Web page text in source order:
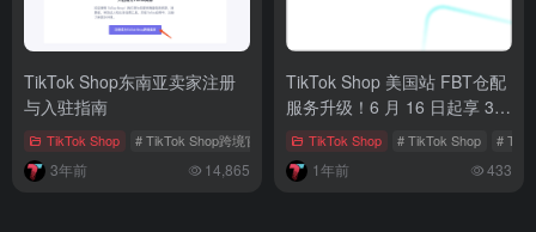
TikTok Shop东南亚卖家注册
与入驻指南
TikTok Shop # TikTok Shop跨境官网 # 东南亚卖家 # TikTok Shop
3年前 14,865
TikTok Shop 美国站 FBT仓配
服务升级！6 月 16 日起享 3
日达无门槛包邮
TikTok Shop # TikTok Shop #
1年前 433